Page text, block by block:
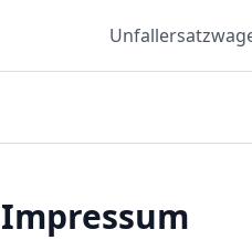
Impressum